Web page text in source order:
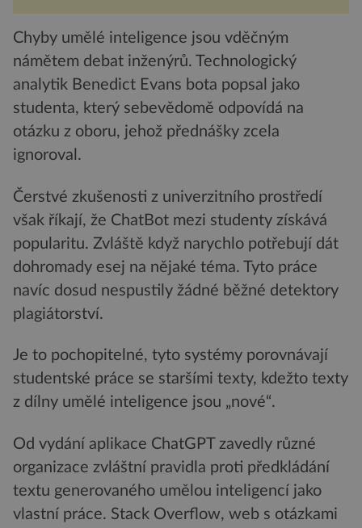
Chyby umělé inteligence jsou vděčným
námětem debat inženýrů. Technologický
analytik Benedict Evans bota popsal jako
studenta, který sebevědomě odpovídá na
otázku z oboru, jehož přednášky zcela
ignoroval.
Čerstvé zkušenosti z univerzitního prostředí
však říkají, že ChatBot mezi studenty získává
popularitu. Zvláště když narychlo potřebují dát
dohromady esej na nějaké téma. Tyto práce
navíc dosud nespustily žádné běžné detektory
plagiátorství.
Je to pochopitelné, tyto systémy porovnávají
studentské práce se staršími texty, kdežto texty
z dílny umělé inteligence jsou „nové“.
Od vydání aplikace ChatGPT zavedly různé
organizace zvláštní pravidla proti předkládání
textu generovaného umělou inteligencí jako
vlastní práce. Stack Overflow, web s otázkami